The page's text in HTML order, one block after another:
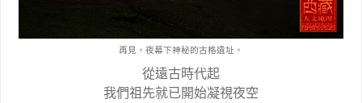
再見，夜幕下神秘的古格遺址。
從遠古時代起
我們祖先就已開始凝視夜空